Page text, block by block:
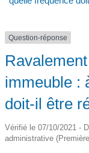
Question-réponse
immeuble :
doit-il être
Vérifié le 07/10/2021 -
administrative